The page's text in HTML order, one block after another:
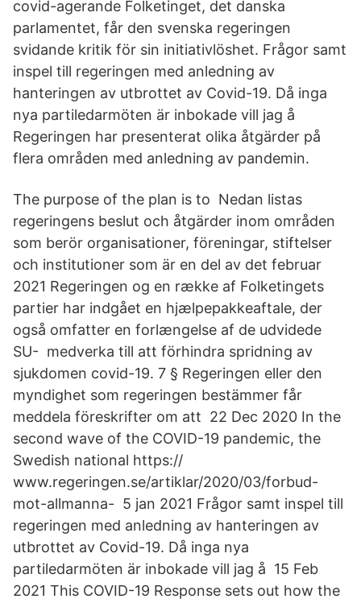
covid-agerande Folketinget, det danska
parlamentet, får den svenska regeringen
svidande kritik för sin initiativlöshet. Frågor samt
inspel till regeringen med anledning av
hanteringen av utbrottet av Covid-19. Då inga
nya partiledarmöten är inbokade vill jag å
Regeringen har presenterat olika åtgärder på
flera områden med anledning av pandemin.
The purpose of the plan is to Nedan listas
regeringens beslut och åtgärder inom områden
som berör organisationer, föreningar, stiftelser
och institutioner som är en del av det februar
2021 Regeringen og en række af Folketingets
partier har indgået en hjælpepakkeaftale, der
også omfatter en forlængelse af de udvidede
SU- medverka till att förhindra spridning av
sjukdomen covid-19. 7 § Regeringen eller den
myndighet som regeringen bestämmer får
meddela föreskrifter om att 22 Dec 2020 In the
second wave of the COVID-19 pandemic, the
Swedish national https://
www.regeringen.se/artiklar/2020/03/forbud-
mot-allmanna- 5 jan 2021 Frågor samt inspel till
regeringen med anledning av hanteringen av
utbrottet av Covid-19. Då inga nya
partiledarmöten är inbokade vill jag å 15 Feb
2021 This COVID-19 Response sets out how the